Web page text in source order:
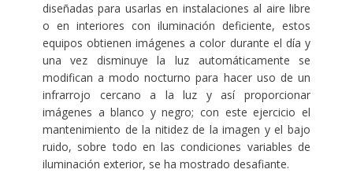
diseñadas para usarlas en instalaciones al aire libre
o en interiores con iluminación deficiente, estos
equipos obtienen imágenes a color durante el día y
una vez disminuye la luz automáticamente se
modifican a modo nocturno para hacer uso de un
infrarrojo cercano a la luz y así proporcionar
imágenes a blanco y negro; con este ejercicio el
mantenimiento de la nitidez de la imagen y el bajo
ruido, sobre todo en las condiciones variables de
iluminación exterior, se ha mostrado desafiante.